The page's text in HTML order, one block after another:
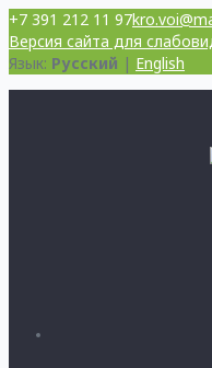
+7 391 212 11 97
Версия сайта для
Язык: Русский | English